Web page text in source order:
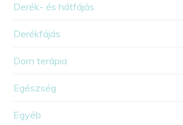
Derék- és hátfájás
Derékfájás
Dorn terápia
Egészség
Egyéb